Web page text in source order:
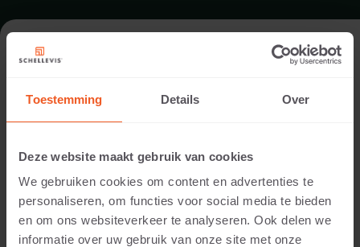
Toestemming Details Over
Deze website maakt gebruik van cookies
We gebruiken cookies om content en advertenties te
personaliseren, om functies voor social media te bieden
en om ons websiteverkeer te analyseren. Ook delen we
informatie over uw gebruik van onze site met onze
FORMAAT - HEXAGON 37,5X37,5X7
ASSORTIMENT SPECIALE VORMEN TEGELS